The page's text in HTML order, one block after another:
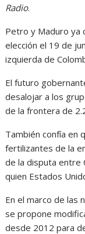
Radio.
Petro y Maduro ya
elección el 19 de
izquierda de
El futuro
desalojar a los
de la frontera de
También confía en
fertilizantes de la
de la disputa entre
quien Estados
En el marco de las
se propone
desde 2012 para